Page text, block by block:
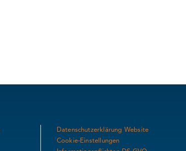
Datenschutzerklärung Website
Cookie-Einstellungen